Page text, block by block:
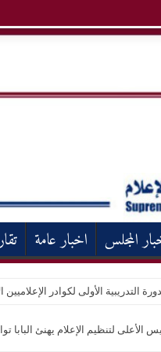
المجلس اخبار عامة
التدريبية الأولى لكوادر الإعلاميين
الأعلى لتنظيم الإعلام يهنئ البابا